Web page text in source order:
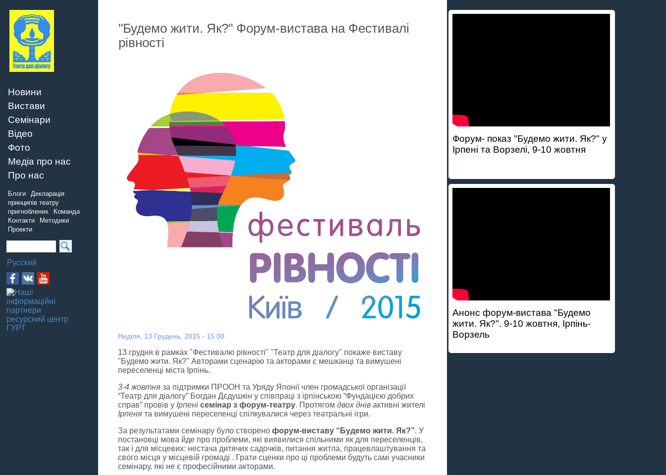
Новини
Вистави
Семінари
Відео
Фото
Медіа про нас
Про нас
Блоги
Декларація
принципів театру
пригноблених
Команда
Контакти
Методики
Проекти
Русский
"Будемо жити. Як?" Форум-вистава на Фестивалі
рівності
Неділя, 13 Грудень, 2015 - 15:00
13 грудня в рамках "Фестивалю рівності" "Театр для діалогу" покаже виставу
"Будемо жити. Як?" Авторами сценарію та акторами є мешканці та вимушені
переселенці міста Ірпінь.
3-4 жовтняза підтримки ПРООН та Уряду Японії член громадської організації
“Театр для діалогу” Богдан Дєдушкін у співпраці з ірпінською “Фундацією добрих
справ” провів у Ірпені семінар з форум-театру. Протягом двох днівактивні жителі
Ірпенята вимушені переселенці спілкувалися через театральні ігри.
За результатами семінару було створено форум-виставу “Будемо жити. Як?”. У
постановці мова йде про проблеми, які виявилися спільними як для переселенців,
так і для місцевих: нестача дитячих садочків, питання житла, працевлаштування та
свого місця у місцевій громаді . Грати сценки про ці проблеми будуть самі учасники
семінару, які не є професійними акторами.
Форум- показ "Будемо жити. Як?" у
Ірпені та Ворзелі, 9-10 жовтня
Анонс форум-вистава "Будемо
жити. Як?". 9-10 жовтня, Ірпінь-
Ворзель